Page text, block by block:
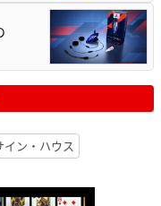
イン・ハウス